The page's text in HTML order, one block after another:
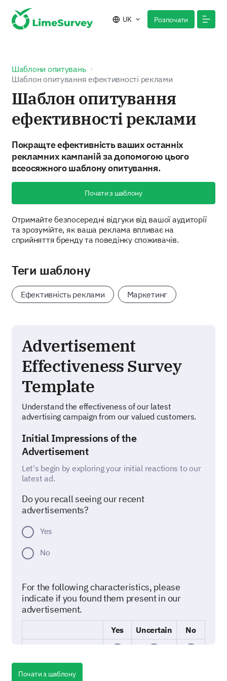
UK Розпочати
Шаблони опитувань
Шаблон опитування ефективності реклами
Шаблон опитування
ефективності реклами
Покращте ефективність ваших останніх
рекламних кампаній за допомогою цього
всеосяжного шаблону опитування.
Почати з шаблону
Отримайте безпосередні відгуки від вашої аудиторії
та зрозумійте, як ваша реклама впливає на
сприйняття бренду та поведінку споживачів.
Теги шаблону
Ефективність реклами Маркетинг
Advertisement
Effectiveness Survey
Template
Understand the effectiveness of our latest
advertising campaign from our valued customers.
Initial Impressions of the
Advertisement
Let's begin by exploring your initial reactions to our
latest ad.
Do you recall seeing our recent
advertisements?
Yes
No
For the following characteristics, please
indicate if you found them present in our
advertisement.
Yes Uncertain
No
Informative
Почати з шаблону